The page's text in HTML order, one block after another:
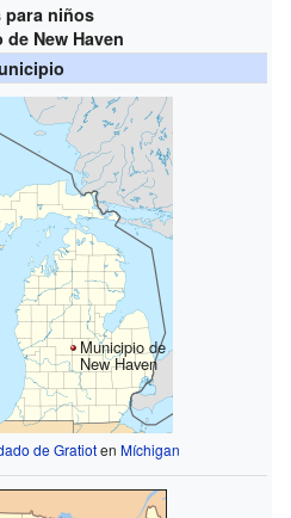
para niños
New Haven
Municipio de
New Haven
de Gratioten Míchigan